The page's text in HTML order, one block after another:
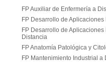
FP Auxiliar de Enfermería a
FP Desarrollo de
FP Desarrollo de
Distancia
FP Anatomía Patológica y
FP Mantenimiento Industrial a